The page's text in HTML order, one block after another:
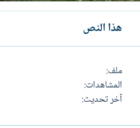
هذا النص
ملف
المشاهدات
آخر تحديث